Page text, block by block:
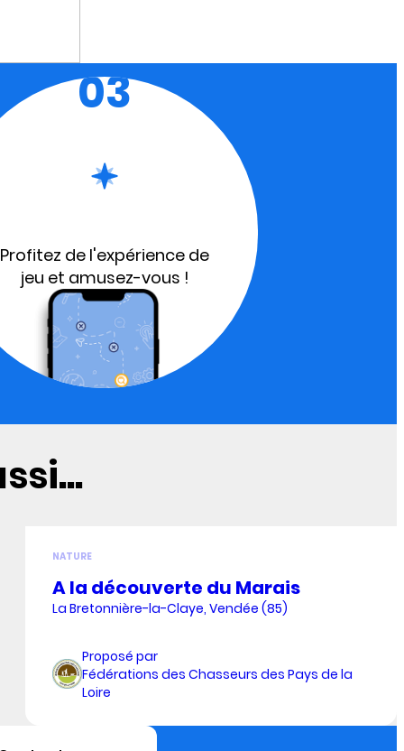
03
Profitez de l'expérience de
jeu et amusez-vous !
NATURE
A la découverte du Marais
La Bretonnière-la-Claye, Vendée (85)
Proposé par
Fédérations des Chasseurs des Pays de la
Loire